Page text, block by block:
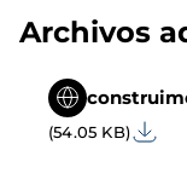
Archivos
(54.05 KB)